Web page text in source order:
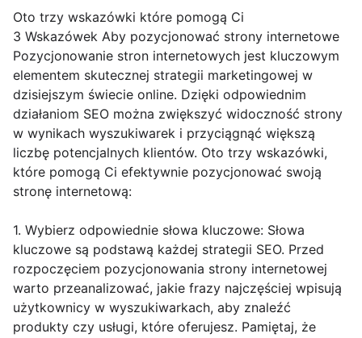
Oto trzy wskazówki które pomogą Ci
3 Wskazówek Aby pozycjonować strony internetowe
Pozycjonowanie stron internetowych jest kluczowym
elementem skutecznej strategii marketingowej w
dzisiejszym świecie online. Dzięki odpowiednim
działaniom SEO można zwiększyć widoczność strony
w wynikach wyszukiwarek i przyciągnąć większą
liczbę potencjalnych klientów. Oto trzy wskazówki,
które pomogą Ci efektywnie pozycjonować swoją
stronę internetową:
1. Wybierz odpowiednie słowa kluczowe: Słowa
kluczowe są podstawą każdej strategii SEO. Przed
rozpoczęciem pozycjonowania strony internetowej
warto przeanalizować, jakie frazy najczęściej wpisują
użytkownicy w wyszukiwarkach, aby znaleźć
produkty czy usługi, które oferujesz. Pamiętaj, że